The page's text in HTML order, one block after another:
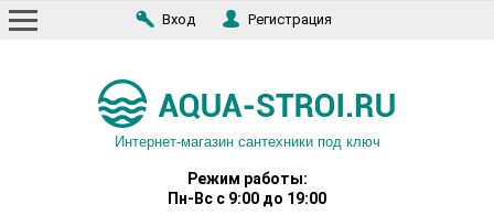
Вход Регистрация
Интернет-магазин сантехники под ключ
Режим работы:
Пн-Вс с 9:00 до 19:00